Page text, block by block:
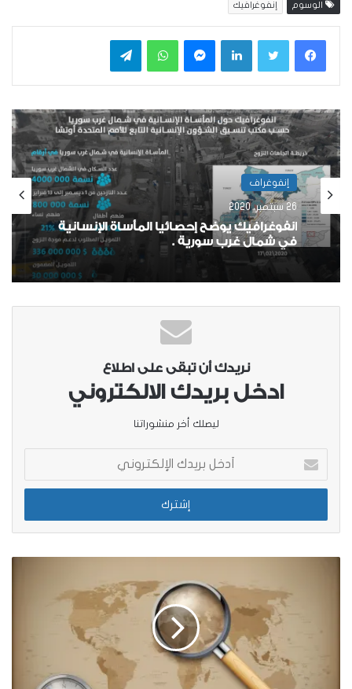
الوسوم إنفوغرافيك
فيسبوكتويتر لينكدإن ماسنجر واتساب تيلقرام
إنفوغراف
26 سبتمبر، 2020
انفوغرافيك يوضح إحصائيا المأساة الإنسانية
في شمال غرب سورية .
نريدك أن تبقى على اطلاع
ادخل بريدك الالكتروني
ليصلك أخر منشوراتنا
بريدك
الإلكتروني